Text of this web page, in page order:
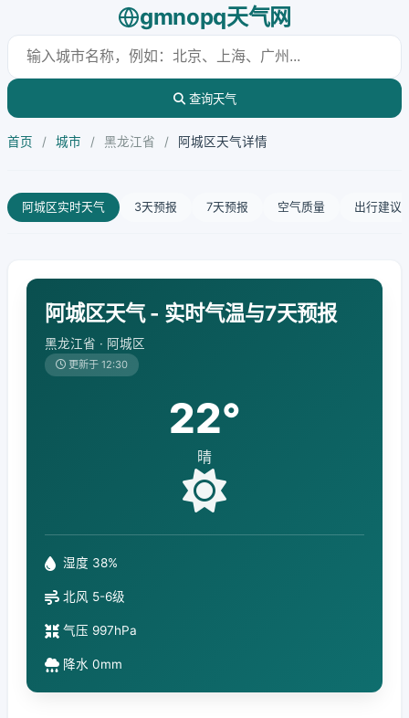
gmnopq天气网
查询天气
首页 / 城市 / 黑龙江省 / 阿城区天气详情
阿城区实时天气 3天预报 7天预报 空气质量 出行建议
阿城区天气 - 实时气温与7天预报
黑龙江省 · 阿城区
更新于 12:30
22°
晴
湿度 38%
北风 5-6级
气压 997hPa
降水 0mm